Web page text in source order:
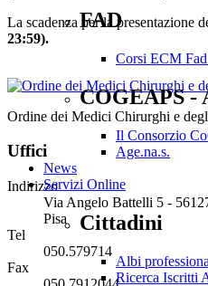
FAD
Corsi ECM
COGEAPS -
Il Consorzio
Age.na.s.
News
Servizi Online
Cittadini
Albi
Ricerca Iscritti
La scadenza per la presentazione
23:59).
Ordine dei Medici Chirurghi e
Uffici
Indirizzo
Via Angelo Battelli 5 -
Pisa
Tel
050.579714
Fax